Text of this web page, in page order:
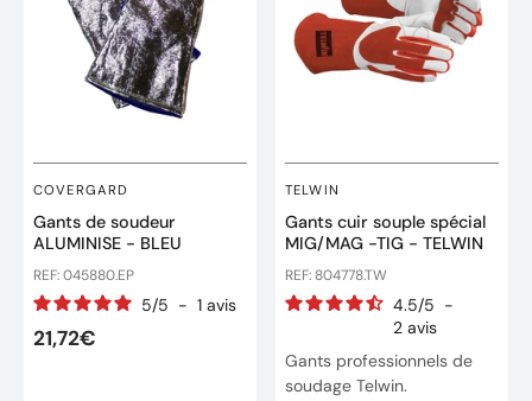
COVERGARD
Gants de soudeur
ALUMINISE - BLEU
REF: 045880.EP
5/5 - 1 avis
21,72€
TELWIN
Gants cuir souple spécial
MIG/MAG -TIG - TELWIN
REF: 804778.TW
4.5/5 -
2 avis
Gants professionnels de
soudage Telwin.